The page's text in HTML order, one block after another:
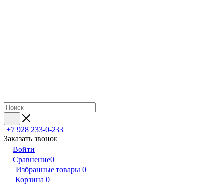
+7 928 233-0-233
Заказать звонок
Войти
Сравнение0
Избранные товары 0
Корзина 0